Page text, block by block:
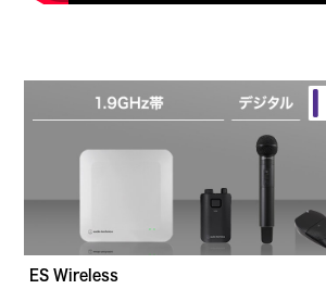
ES Wireless